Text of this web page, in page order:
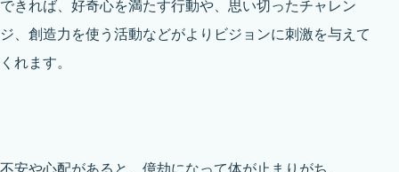
できれば、好奇心を満たす行動や、思い切ったチャレン
ジ、創造力を使う活動などがよりビジョンに刺激を与えて
くれます。